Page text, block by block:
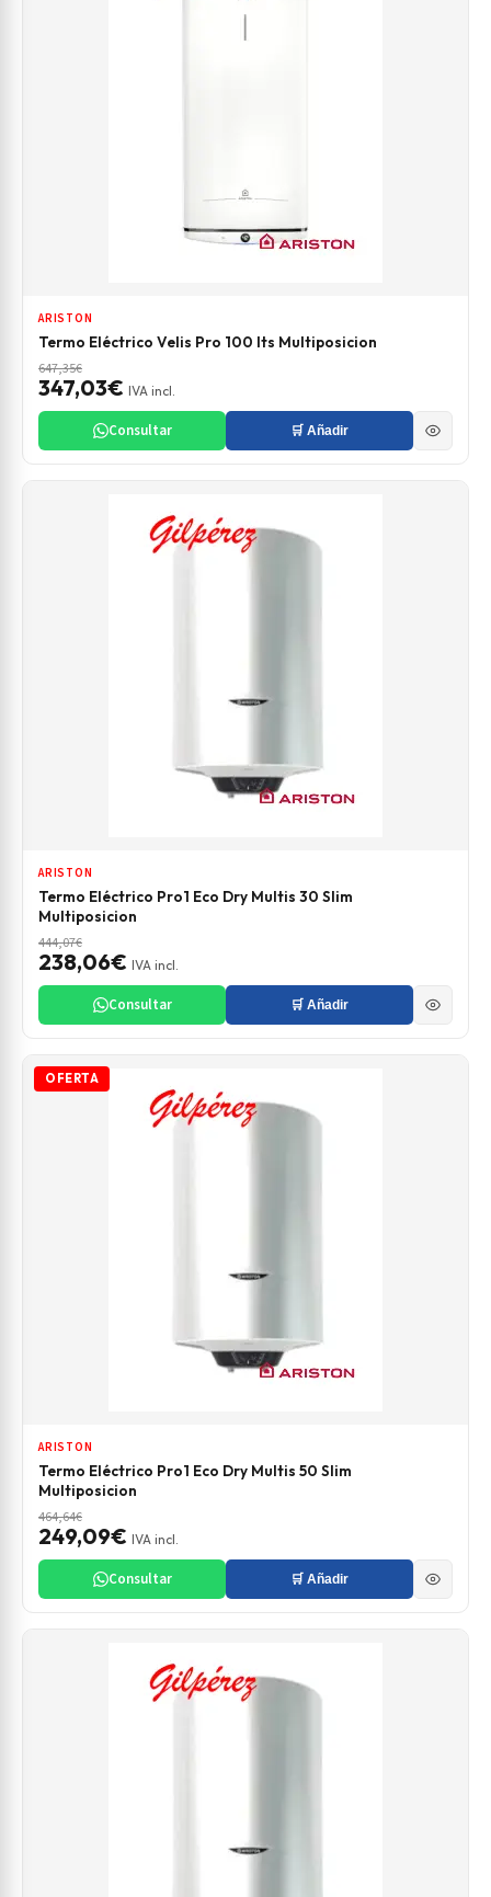
ARISTON
Termo Eléctrico Velis Pro 100 lts Multiposicion
647,35€
347,03€ IVA incl.
Consultar 🛒 Añadir
ARISTON
Termo Eléctrico Pro1 Eco Dry Multis 30 Slim
Multiposicion
444,07€
238,06€ IVA incl.
Consultar 🛒 Añadir
OFERTA
ARISTON
Termo Eléctrico Pro1 Eco Dry Multis 50 Slim
Multiposicion
464,64€
249,09€ IVA incl.
Consultar 🛒 Añadir